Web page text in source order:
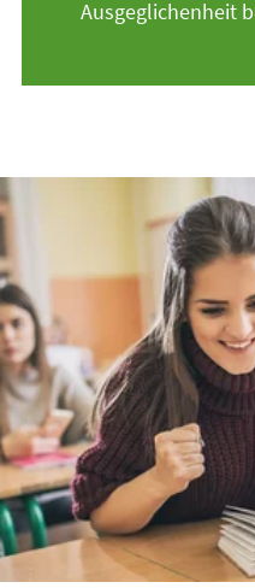
Ausgeglichenheit